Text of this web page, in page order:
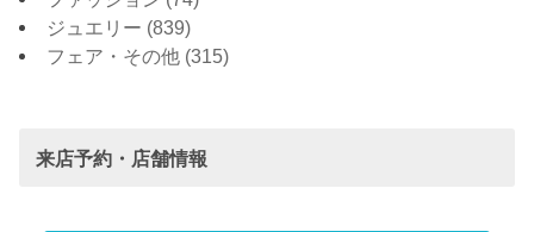
ジュエリー (839)
フェア・その他 (315)
来店予約・店舗情報